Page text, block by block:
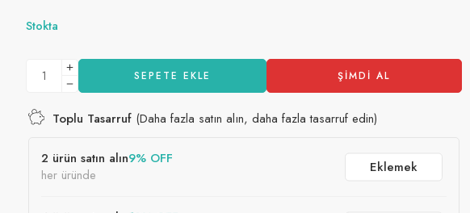
Stokta
SEPETE EKLE ŞIMDI AL
Toplu Tasarruf (Daha fazla satın alın, daha fazla tasarruf edin)
2 ürün satın alın9% OFF
her üründe
Eklemek